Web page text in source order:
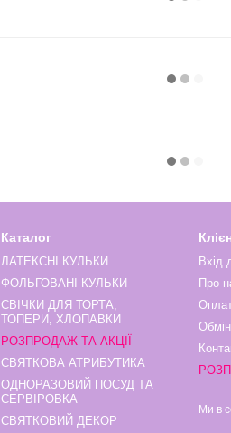
Каталог
ЛАТЕКСНІ КУЛЬКИ
ФОЛЬГОВАНІ КУЛЬКИ
СВІЧКИ ДЛЯ ТОРТА,
ТОПЕРИ, ХЛОПАВКИ
РОЗПРОДАЖ ТА АКЦІЇ
СВЯТКОВА АТРИБУТИКА
ОДНОРАЗОВИЙ ПОСУД ТА
СЕРВІРОВКА
СВЯТКОВИЙ ДЕКОР
Вхід
Про
Ми в